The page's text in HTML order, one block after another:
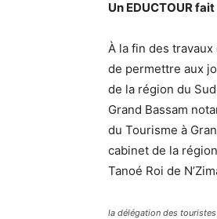
Un EDUCTOUR
À la fin des
de permettre aux
de la région du
Grand Bassam
du Tourisme à
cabinet de la
Tanoé Roi de
la délégation des touristes